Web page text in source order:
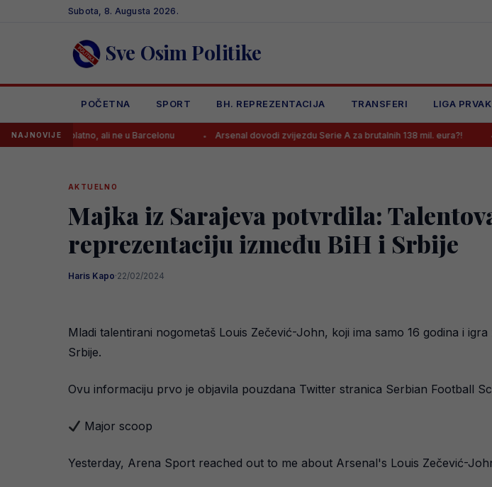
Subota, 8. Augusta 2026.
Sve Osim Politike
POČETNA SPORT BH. REPREZENTACIJA TRANSFERI LIGA
NAJNOVIJEali ne u Barcelonu Arsenal dovodi zvijezdu Serie A za brutalnih 138 mil. eura?! Mladi bh.
AKTUELNO
Majka iz Sarajeva potvrdila:
reprezentaciju između BiH i Srbije
Haris Kapo·22/02/2024
Mladi talentirani nogometaš Louis Zečević-John, koji ima samo 16 godina i
Srbije.
Ovu informaciju prvo je objavila pouzdana Twitter stranica Serbian Football
Major scoop
Yesterday, Arena Sport reached out to me about Arsenal's Louis Zečević-